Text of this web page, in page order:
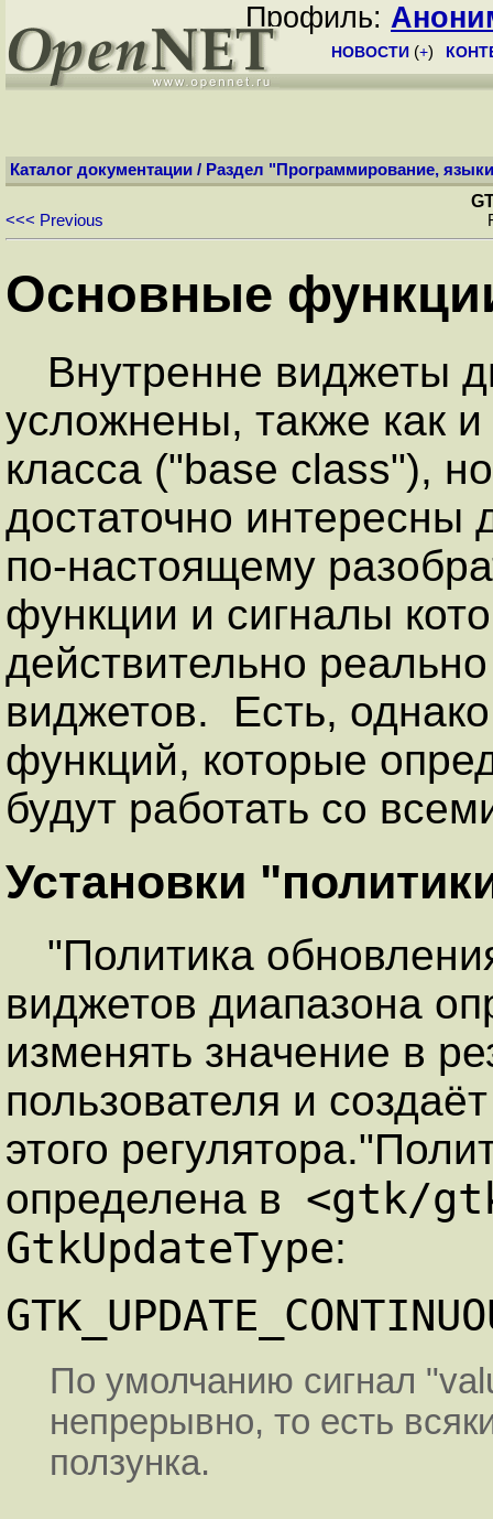
Профиль:
НОВОСТИ (+)
Каталог документации / Раздел "Программирование,
<<< Previous
Основные
Внутренне виджеты
усложнены, также как
класса ("base class"),
достаточно интересны
по-настоящему
функции и сигналы
действительно
виджетов. Есть,
функций, которые
будут работать со
Установки
"Политика
виджетов диапазона
изменять значение в
пользователя и
этого
определена в <gtk/
GtkUpdateType:
По умолчанию сигнал
непрерывно, то есть
ползунка.